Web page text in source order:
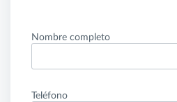
Nombre completo
Teléfono